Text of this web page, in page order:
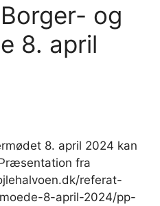
og
8. april
8. april 2024 kan
fra
referat-
8-april-2024/pp-